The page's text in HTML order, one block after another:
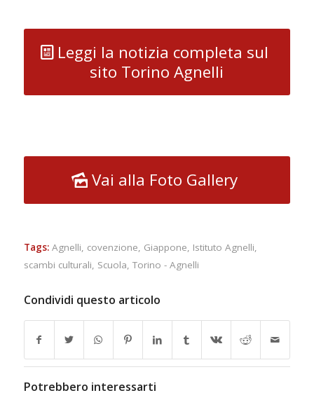
Leggi la notizia completa sul
sito Torino Agnelli
Vai alla Foto Gallery
Tags: Agnelli, covenzione, Giappone, Istituto Agnelli,
scambi culturali, Scuola, Torino - Agnelli
Condividi questo articolo
Potrebbero interessarti